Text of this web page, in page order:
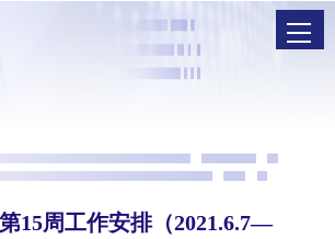
15周工作安排（2021.6.7—